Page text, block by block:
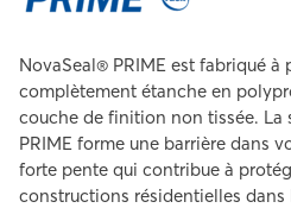
NovaSeal® PRIME est fabriqué à
complètement étanche en
couche de finition non tissée. La
PRIME forme une barrière dans
forte pente qui contribue à
constructions résidentielles